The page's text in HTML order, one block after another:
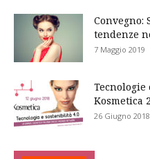
Convegno:
tendenze
7 Maggio 2019
Tecnologie
Kosmetica
26 Giugno 2018